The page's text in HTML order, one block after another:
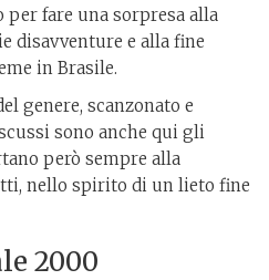
fare una sorpresa alla
disavventure e alla fine
in Brasile.
genere, scanzonato e
sono anche qui gli
però sempre alla
nello spirito di un lieto fine
2000